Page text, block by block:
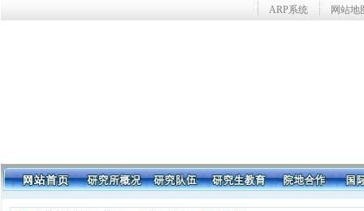
ARP系统 网站地